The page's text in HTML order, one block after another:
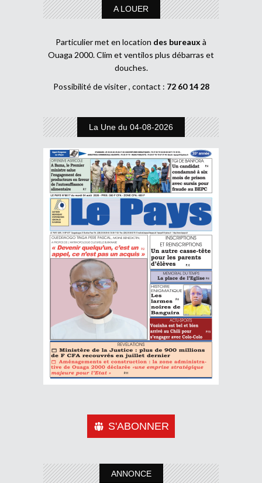
A LOUER
Particulier met en location des bureaux à
Ouaga 2000. Clim et ventilos plus débarras et
douches.
Possibilité de visiter , contact : 72 60 14 28
La Une du 04-08-2026
S'ABONNER
ANNONCE